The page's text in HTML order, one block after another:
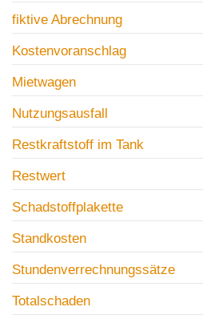
fiktive Abrechnung
Kostenvoranschlag
Mietwagen
Nutzungsausfall
Restkraftstoff im Tank
Restwert
Schadstoffplakette
Standkosten
Stundenverrechnungssätze
Totalschaden